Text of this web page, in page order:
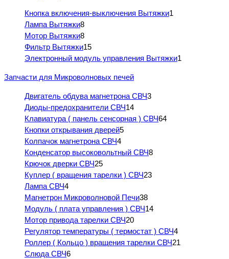
Кнопка включения-выключения Вытяжки1
Лампа Вытяжки8
Мотор Вытяжки8
Фильтр Вытяжки15
Электронный модуль управления Вытяжки1
Запчасти для Микроволновых печей
Двигатель обдува магнетрона СВЧ3
Диоды-предохранители СВЧ14
Клавиатура ( панель сенсорная ) СВЧ64
Кнопки открывания дверей5
Колпачок магнетрона СВЧ4
Конденсатор высоковольтный СВЧ8
Крючок дверки СВЧ25
Куплер ( вращения тарелки ) СВЧ23
Лампа СВЧ4
Магнетрон Микроволновой Печи38
Модуль ( плата управления ) СВЧ14
Мотор привода тарелки СВЧ20
Регулятор температуры ( термостат ) СВЧ4
Роллер ( Кольцо ) вращения тарелки СВЧ21
Слюда СВЧ6